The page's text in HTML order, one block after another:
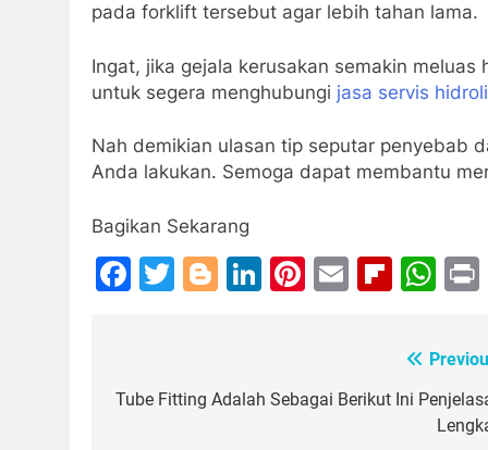
pada forklift tersebut agar lebih tahan lama.
Ingat, jika gejala kerusakan semakin
untuk segera menghubungi jasa servis
Nah demikian ulasan tip seputar penyebab
Anda lakukan. Semoga dapat membantu
Bagikan Sekarang
Facebook
Twitter
Blogger
LinkedIn
Pinterest
Email
navigation
Tube Fitting Adalah Sebagai Berikut Ini